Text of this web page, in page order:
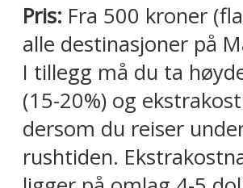
Pris: Fra 500 kroner
alle destinasjoner på
I tillegg må du ta
(15-20%) og
dersom du reiser
rushtiden.